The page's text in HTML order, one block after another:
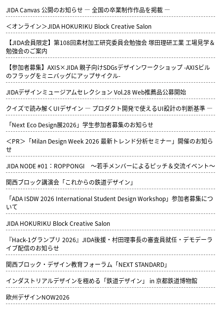
JIDA Canvas 公開のお知らせ ― 全国の卒業制作作品を掲載 ―
＜オンライン＞JIDA HOKURIKU Block Creative Salon
【JIDA会員限定】第108回素材加工研究委員会勉強会 塚田理研工業 工場見学＆
勉強会のご案内
【参加者募集】AXIS×JIDA 親子向けSDGsデザインワークショップ -AXISビル
のフラッグをミニバッグにアップサイクル-
JIDAデザインミュージアムセレクション Vol.28 Web推薦品公募開始
クイズで読み解くUIデザイン ― プロダクト開発で使えるUI設計の判断基準 ―
「Next Eco Design展2026」学生参加者募集のお知らせ
＜PR＞「Milan Design Week 2026 最新トレンド分析セミナー」開催のお知ら
せ
JIDA NODE #01：ROPPONGI ～若手メンバーによるピッチ＆交流イベント～
関西ブロック講演会「これからの鉄道デザイン」
「ADA ISDW 2026 International Student Design Workshop」参加者募集につ
いて
JIDA HOKURIKU Block Creative Salon
『Hack-1グランプリ 2026』JIDA後援・村田理事長の審査員就任・デモデーラ
イブ配信のお知らせ
関西ブロック・デザイン教育フォーラム「NEXT STANDARD」
インダストリアルデザインを極める「鉄道デザイン」 in 京都鉄道博物館
欧州デザインNOW2026